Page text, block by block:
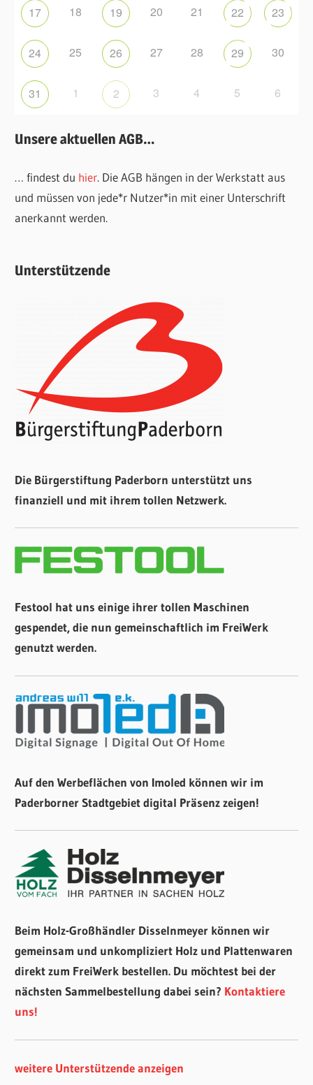
17 18 19 20 21 22 23
24 25 26 27 28 29 30
31 1 2 3 4 5 6
Unsere aktuellen AGB…
… findest du hier. Die AGB hängen in der Werkstatt aus
und müssen von jede*r Nutzer*in mit einer Unterschrift
anerkannt werden.
Unterstützende
Die Bürgerstiftung Paderborn unterstützt uns
finanziell und mit ihrem tollen Netzwerk.
Festool hat uns einige ihrer tollen Maschinen
gespendet, die nun gemeinschaftlich im FreiWerk
genutzt werden.
Auf den Werbeflächen von Imoled können wir im
Paderborner Stadtgebiet digital Präsenz zeigen!
Beim Holz-Großhändler Disselnmeyer können wir
gemeinsam und unkompliziert Holz und Plattenwaren
direkt zum FreiWerk bestellen. Du möchtest bei der
nächsten Sammelbestellung dabei sein? Kontaktiere
uns!
weitere Unterstützende anzeigen